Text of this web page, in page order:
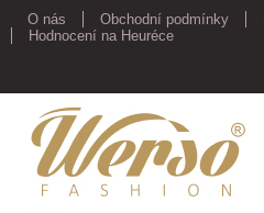
O nás Obchodní podmínky
Hodnocení na Heuréce
Werso